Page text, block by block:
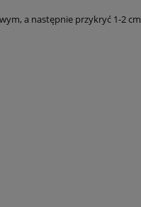
a następnie przykryć 1-2 cm